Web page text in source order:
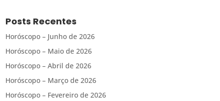
Posts Recentes
Horóscopo – Junho de 2026
Horóscopo – Maio de 2026
Horóscopo – Abril de 2026
Horóscopo – Março de 2026
Horóscopo – Fevereiro de 2026